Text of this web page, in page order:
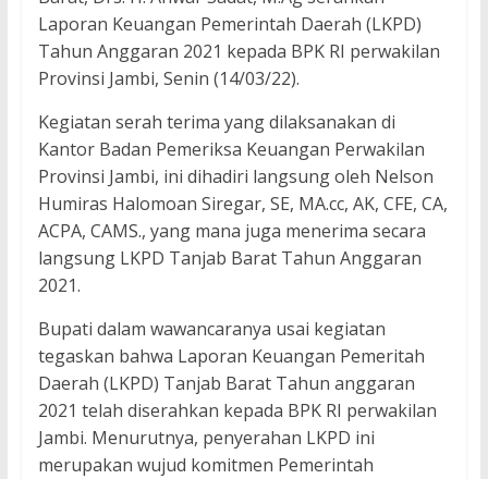
Laporan Keuangan Pemerintah Daerah (LKPD)
Tahun Anggaran 2021 kepada BPK RI perwakilan
Provinsi Jambi, Senin (14/03/22).
Kegiatan serah terima yang dilaksanakan di
Kantor Badan Pemeriksa Keuangan Perwakilan
Provinsi Jambi, ini dihadiri langsung oleh Nelson
Humiras Halomoan Siregar, SE, MA.cc, AK, CFE, CA,
ACPA, CAMS., yang mana juga menerima secara
langsung LKPD Tanjab Barat Tahun Anggaran
2021.
Bupati dalam wawancaranya usai kegiatan
tegaskan bahwa Laporan Keuangan Pemeritah
Daerah (LKPD) Tanjab Barat Tahun anggaran
2021 telah diserahkan kepada BPK RI perwakilan
Jambi. Menurutnya, penyerahan LKPD ini
merupakan wujud komitmen Pemerintah